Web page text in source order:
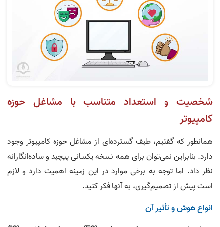
شخصیت و استعداد متناسب با مشاغل حوزه
کامپیوتر
همانطور که گفتیم، طیف گسترده‌ای از مشاغل حوزه کامپیوتر وجود
دارد. بنابراین نمی‌توان برای همه نسخه یکسانی پیچید و ساده‌انگارانه
نظر داد. اما توجه به برخی موارد در این زمینه اهمیت دارد و لازم
است پیش از تصمیم‌گیری، به آنها فکر کنید.
انواع هوش و تأثیر آن